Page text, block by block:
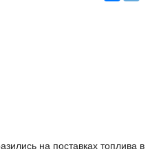
на поставках топлива в